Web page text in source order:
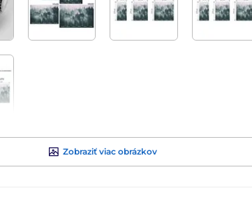
Zobraziť viac obrázkov